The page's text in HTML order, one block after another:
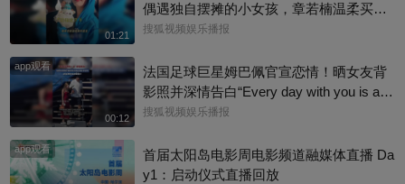
01:21
偶遇独自摆摊的小女孩，章若楠温柔买下
全部小羊，全程弯腰平视小朋友，一举一
包，是她照顾到小孩的自尊心，平等对
待，善意又体面，这种细碎的善意真的很
圈粉～@星同事 @搜狐综艺 @明星狐 #章
搜狐视频娱乐播报
app观看
00:12
法国足球巨星姆巴佩官宣恋情！晒女友背
影照并深情告白“Every day with you is a s
unny day. 有你在的每一天 都是晴天”，据
西托，出演《名校风暴》，祝福祝福~@搜
狐体育 @搜狐跑步 @小申小申
搜狐视频娱乐播报
app观看
首届太阳岛电影周电影频道融媒体直播 Da
y1：启动仪式直播回放